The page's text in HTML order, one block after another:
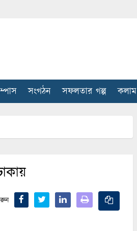
সংগঠন সফলতার গল্প কলাম